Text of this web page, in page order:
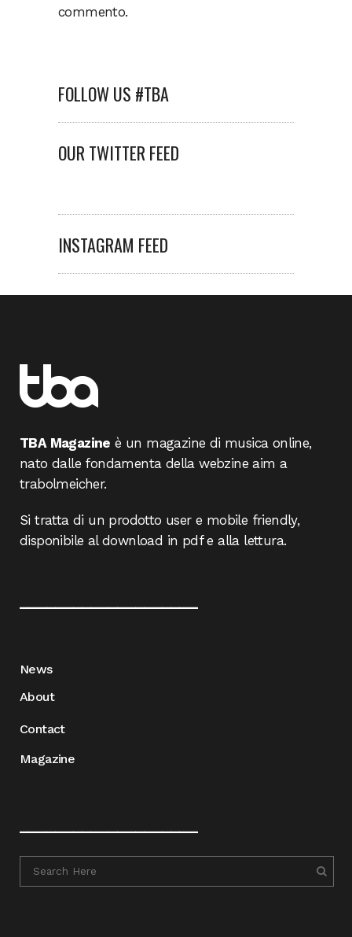
commento.
FOLLOW US #TBA
OUR TWITTER FEED
INSTAGRAM FEED
TBA Magazine è un magazine di musica online,
nato dalle fondamenta della webzine aim a
trabolmeicher.
Si tratta di un prodotto user e mobile friendly,
disponibile al download in pdf e alla lettura.
News
About
Contact
Magazine